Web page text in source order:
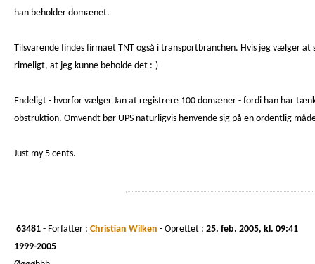
han beholder domænet.
Tilsvarende findes firmaet TNT også i transportbranchen. Hvis jeg vælger
rimeligt, at jeg kunne beholde det :-)
Endeligt - hvorfor vælger Jan at registrere 100 domæner - fordi han har
obstruktion. Omvendt bør UPS naturligvis henvende sig på en ordentlig
Just my 5 cents.
63481 - Forfatter : Christian Wilken - Oprettet : 25. feb. 2005, kl. 09:41
1999-2005